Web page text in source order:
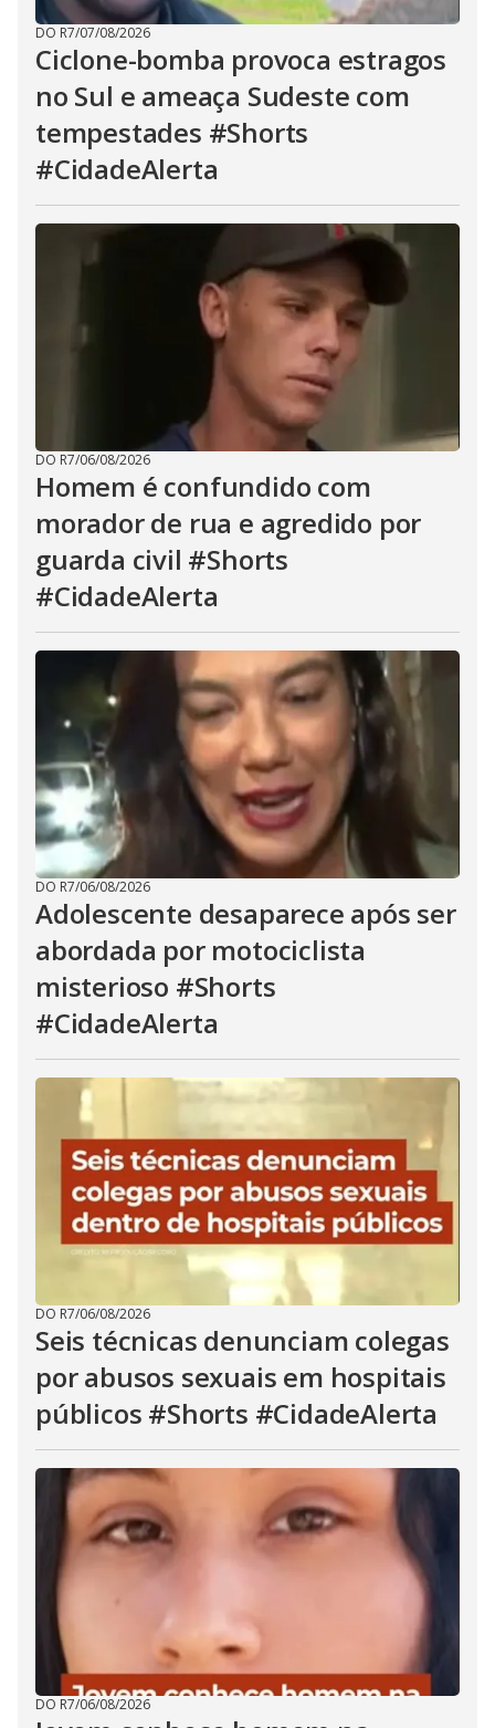
DO R7/07/08/2026
Ciclone-bomba provoca estragos
no Sul e ameaça Sudeste com
tempestades #Shorts
#CidadeAlerta
DO R7/06/08/2026
Homem é confundido com
morador de rua e agredido por
guarda civil #Shorts
#CidadeAlerta
DO R7/06/08/2026
Adolescente desaparece após ser
abordada por motociclista
misterioso #Shorts
#CidadeAlerta
DO R7/06/08/2026
Seis técnicas denunciam colegas
por abusos sexuais em hospitais
públicos #Shorts #CidadeAlerta
DO R7/06/08/2026